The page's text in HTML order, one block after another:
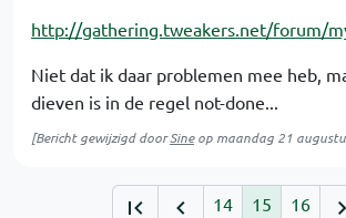
http://gathering.tweakers.net/forum/
Niet dat ik daar problemen mee heb,
dieven is in de regel not-done...
[Bericht gewijzigd doorSineop maandag 21
14 15 16